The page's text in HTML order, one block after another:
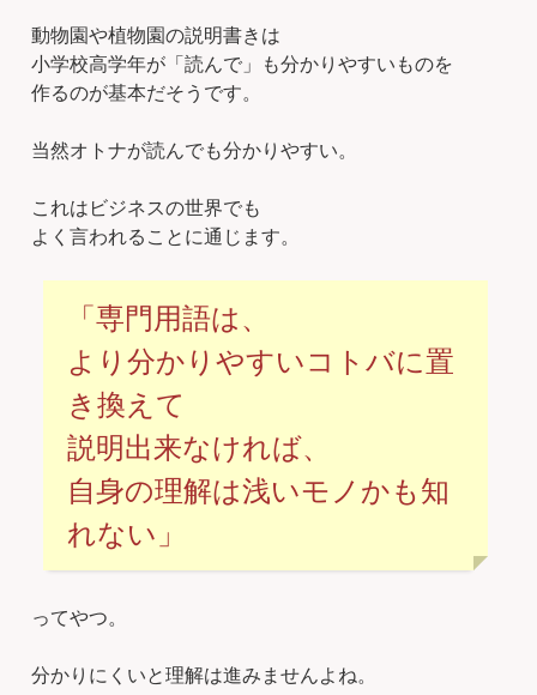
動物園や植物園の説明書きは
小学校高学年が「読んで」も分かりやすいものを
作るのが基本だそうです。
当然オトナが読んでも分かりやすい。
これはビジネスの世界でも
よく言われることに通じます。
「専門用語は、
より分かりやすいコトバに置
き換えて
説明出来なければ、
自身の理解は浅いモノかも知
れない」
ってやつ。
分かりにくいと理解は進みませんよね。